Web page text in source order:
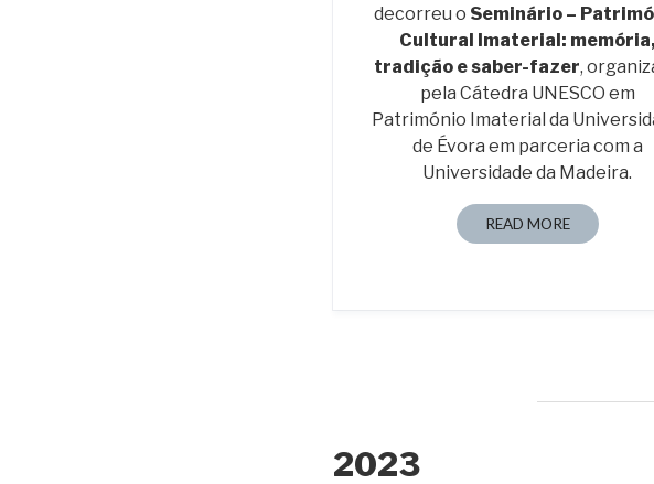
decorreu o Seminário –
Cultural Imaterial: memória,
tradição e saber-fazer,
pela Cátedra UNESCO em
Património Imaterial da
de Évora em parceria com a
Universidade da Madeira.
READ MORE
2023